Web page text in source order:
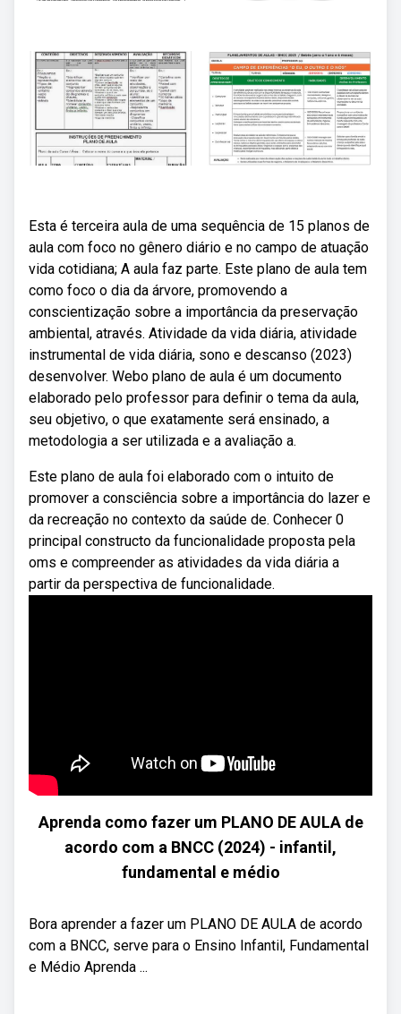
Esta é terceira aula de uma sequência de 15 planos de
aula com foco no gênero diário e no campo de atuação
vida cotidiana; A aula faz parte. Este plano de aula tem
como foco o dia da árvore, promovendo a
conscientização sobre a importância da preservação
ambiental, através. Atividade da vida diária, atividade
instrumental de vida diária, sono e descanso (2023)
desenvolver. Webo plano de aula é um documento
elaborado pelo professor para definir o tema da aula,
seu objetivo, o que exatamente será ensinado, a
metodologia a ser utilizada e a avaliação a.
Este plano de aula foi elaborado com o intuito de
promover a consciência sobre a importância do lazer e
da recreação no contexto da saúde de. Conhecer 0
principal constructo da funcionalidade proposta pela
oms e compreender as atividades da vida diária a
partir da perspectiva de funcionalidade.
Aprenda como fazer um PLANO DE AULA de
acordo com a BNCC (2024) - infantil,
fundamental e médio
Bora aprender a fazer um PLANO DE AULA de acordo
com a BNCC, serve para o Ensino Infantil, Fundamental
e Médio Aprenda ...